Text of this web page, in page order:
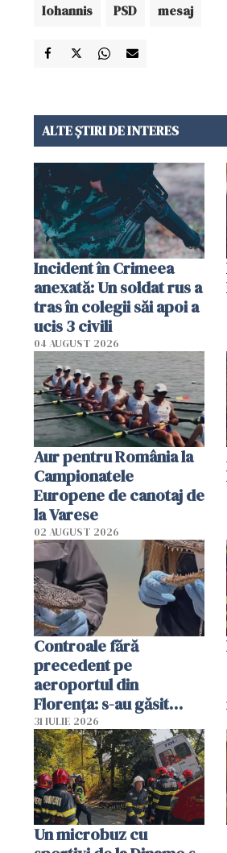
Iohannis PSD mesaj
ALTE ȘTIRI DE INTERES
Incident în Crimeea
anexată: Un soldat rus a
tras în colegii săi apoi a
ucis 3 civili
04 AUGUST 2026
Aur pentru România la
Campionatele
Europene de canotaj de
la Varese
02 AUGUST 2026
Controale fără
precedent pe
aeroportul din
Florența: s-au găsit
capete de aligator și o
sumă imensă de bani
31 IULIE 2026
Un microbuz cu